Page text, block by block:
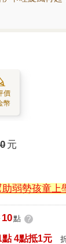
價
幣
元
弱勢孩童上
10點 ?
4點抵1元